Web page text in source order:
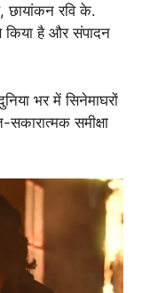
छायांकन रवि के.
है और संपादन
भर में सिनेमाघरों
समीक्षा